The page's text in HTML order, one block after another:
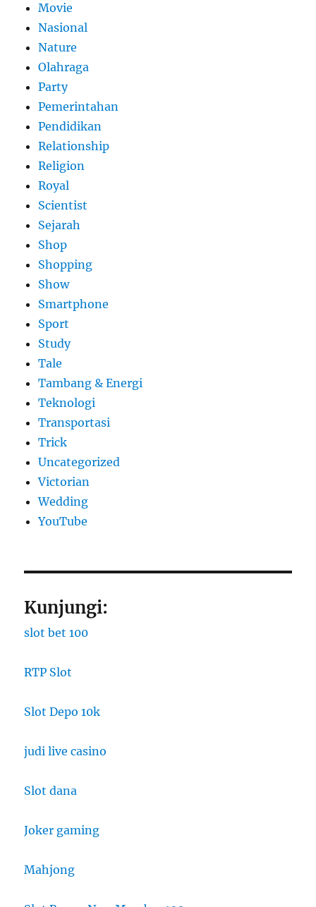
Movie
Nasional
Nature
Olahraga
Party
Pemerintahan
Pendidikan
Relationship
Religion
Royal
Scientist
Sejarah
Shop
Shopping
Show
Smartphone
Sport
Study
Tale
Tambang & Energi
Teknologi
Transportasi
Trick
Uncategorized
Victorian
Wedding
YouTube
Kunjungi:
slot bet 100
RTP Slot
Slot Depo 10k
judi live casino
Slot dana
Joker gaming
Mahjong